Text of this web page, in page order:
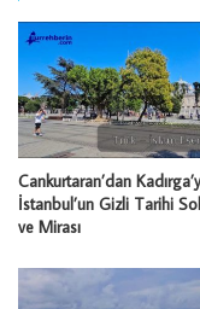
​Cankurtaran’dan
İstanbul’un Gizli Tarihi
ve Mirası